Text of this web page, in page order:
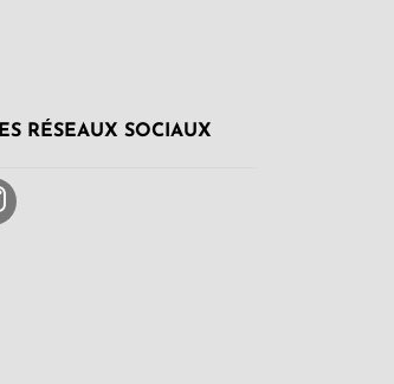
RÉSEAUX SOCIAUX